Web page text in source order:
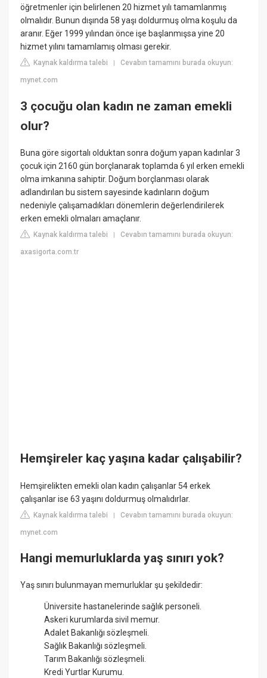
öğretmenler için belirlenen 20 hizmet yılı tamamlanmış
olmalıdır. Bunun dışında 58 yaşı doldurmuş olma koşulu da
aranır. Eğer 1999 yılından önce işe başlanmışsa yine 20
hizmet yılını tamamlamış olması gerekir.
Kaynak kaldırma talebi |Cevabın tamamını burada okuyun:
mynet.com
3 çocuğu olan kadın ne zaman emekli
olur?
Buna göre sigortalı olduktan sonra doğum yapan kadınlar 3
çocuk için 2160 gün borçlanarak toplamda 6 yıl erken emekli
olma imkanına sahiptir. Doğum borçlanması olarak
adlandırılan bu sistem sayesinde kadınların doğum
nedeniyle çalışamadıkları dönemlerin değerlendirilerek
erken emekli olmaları amaçlanır.
Kaynak kaldırma talebi |Cevabın tamamını burada okuyun:
axasigorta.com.tr
Hemşireler kaç yaşına kadar çalışabilir?
Hemşirelikten emekli olan kadın çalışanlar 54 erkek
çalışanlar ise 63 yaşını doldurmuş olmalıdırlar.
Kaynak kaldırma talebi |Cevabın tamamını burada okuyun:
mynet.com
Hangi memurluklarda yaş sınırı yok?
Yaş sınırı bulunmayan memurluklar şu şekildedir:
Üniversite hastanelerinde sağlık personeli.
Askeri kurumlarda sivil memur.
Adalet Bakanlığı sözleşmeli.
Sağlık Bakanlığı sözleşmeli.
Tarım Bakanlığı sözleşmeli.
Kredi Yurtlar Kurumu.